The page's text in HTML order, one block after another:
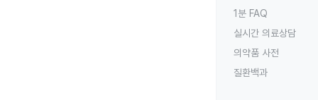
1분 FAQ
실시간 의료상담
의약품 사전
질환백과